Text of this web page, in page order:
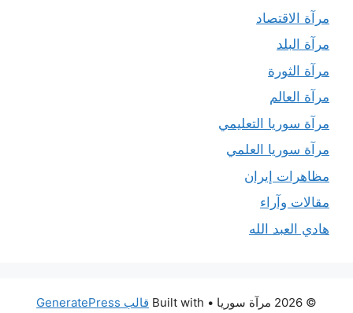
مرآة الاقتصاد
مرآة البلد
مرآة الثورة
مرآة العالم
مرآة سوريا التعليمي
مرآة سوريا العلمي
مظاهرات إيران
مقالات وآراء
هادي العبد الله
© 2026 مرآة سوريا • Built with قالب GeneratePress